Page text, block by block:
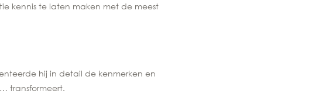
kennis te laten maken met de meest
hij in detail de kenmerken en
transformeert.